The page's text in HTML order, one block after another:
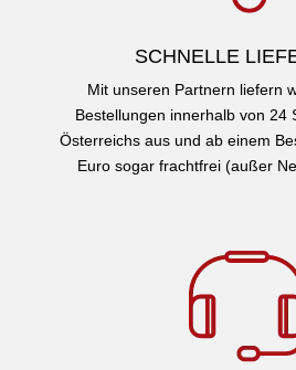
SCHNELLE
Mit unseren Partnern liefern
Bestellungen innerhalb von 24
Österreichs aus und ab einem
Euro sogar frachtfrei (außer